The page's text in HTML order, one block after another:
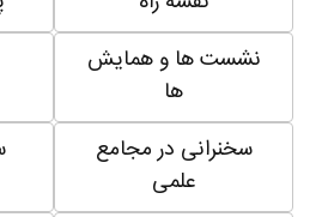
نشست ها و همایش
ها
سخنرانی در مجامع
علمی